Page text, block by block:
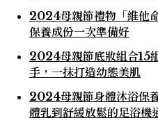
2024母親節禮物「維他
保養成份一次準備好
2024母親節底妝組合15
手，一抹打造幼態美肌
2024母親節身體沐浴保
體乳到舒緩放鬆的足浴機